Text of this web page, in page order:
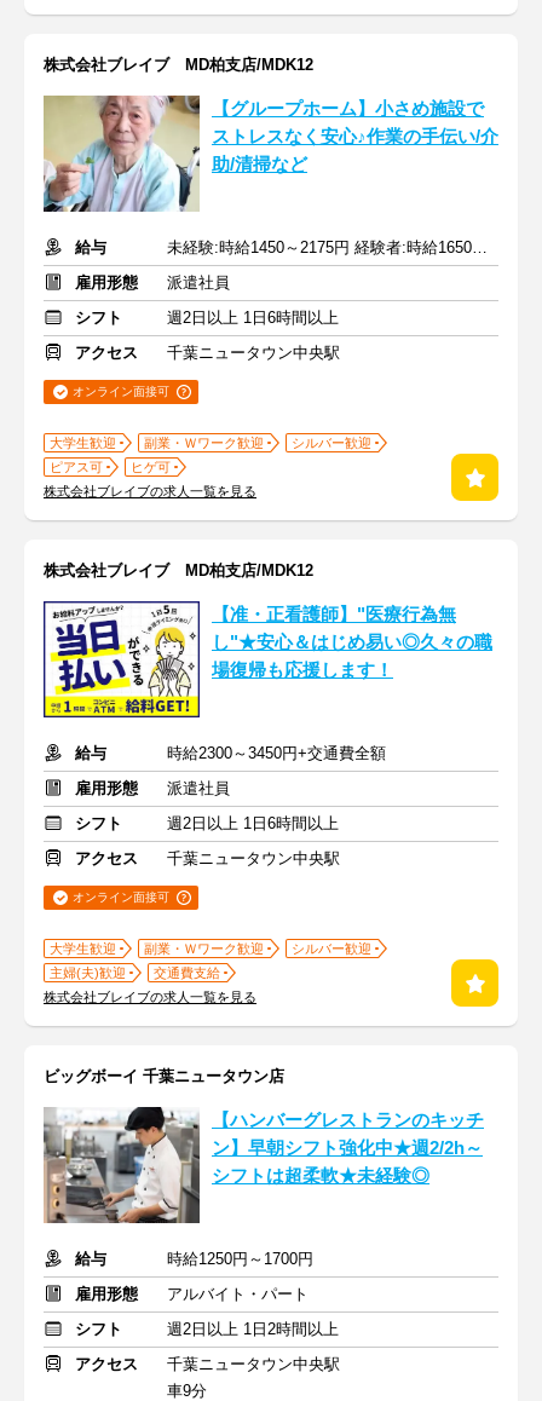
株式会社ブレイブ MD柏支店/MDK12
【グループホーム】小さめ施設で
ストレスなく安心♪作業の手伝い/介
助/清掃など
給与
未経験:時給1450～2175円 経験者:時給1650～2475円+交通費全額
雇用形態
派遣社員
シフト
週2日以上 1日6時間以上
アクセス
千葉ニュータウン中央駅
オンライン面接可
大学生歓迎 副業・Ｗワーク歓迎
シルバー歓迎
ピアス可
ヒゲ可
株式会社ブレイブの求人一覧を見る
株式会社ブレイブ MD柏支店/MDK12
【准・正看護師】"医療行為無
し"★安心＆はじめ易い◎久々の職
場復帰も応援します！
給与
時給2300～3450円+交通費全額
雇用形態
派遣社員
シフト
週2日以上 1日6時間以上
アクセス
千葉ニュータウン中央駅
オンライン面接可
大学生歓迎 副業・Ｗワーク歓迎
シルバー歓迎
主婦(夫)歓迎
交通費支給
株式会社ブレイブの求人一覧を見る
ビッグボーイ 千葉ニュータウン店
【ハンバーグレストランのキッチ
ン】早朝シフト強化中★週2/2h～
シフトは超柔軟★未経験◎
給与
時給1250円～1700円
雇用形態
アルバイト・パート
シフト
週2日以上 1日2時間以上
アクセス
千葉ニュータウン中央駅
車9分